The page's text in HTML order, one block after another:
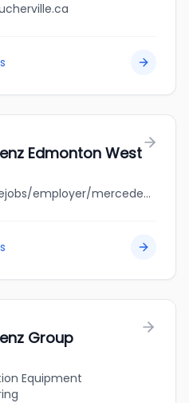
Edmonton West
jobbank.gc.ca/browsejobs/employer/mercedes-benz+edmonton+west/ca
Group
Equipment